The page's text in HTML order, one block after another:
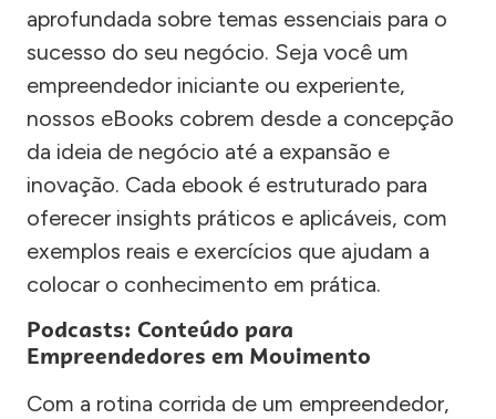
aprofundada sobre temas essenciais para o
sucesso do seu negócio. Seja você um
empreendedor iniciante ou experiente,
nossos eBooks cobrem desde a concepção
da ideia de negócio até a expansão e
inovação. Cada ebook é estruturado para
oferecer insights práticos e aplicáveis, com
exemplos reais e exercícios que ajudam a
colocar o conhecimento em prática.
Podcasts: Conteúdo para
Empreendedores em Movimento
Com a rotina corrida de um empreendedor,